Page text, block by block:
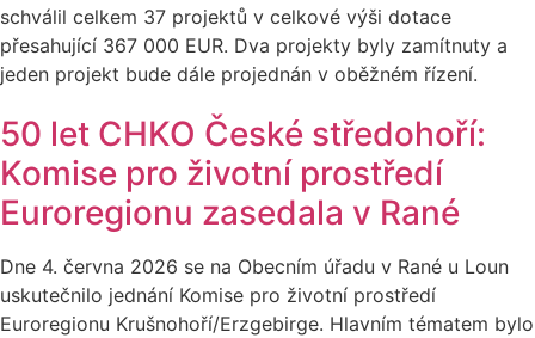
schválil celkem 37 projektů v celkové výši dotace
přesahující 367 000 EUR. Dva projekty byly zamítnuty a
jeden projekt bude dále projednán v oběžném řízení.
50 let CHKO České středohoří:
Komise pro životní prostředí
Euroregionu zasedala v Rané
Dne 4. června 2026 se na Obecním úřadu v Rané u Loun
uskutečnilo jednání Komise pro životní prostředí
Euroregionu Krušnohoří/Erzgebirge. Hlavním tématem bylo